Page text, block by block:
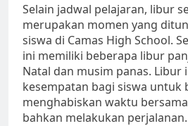
Selain jadwal pelajaran, libur
merupakan momen yang
siswa di Camas High School.
ini memiliki beberapa libur
Natal dan musim panas. Libur
kesempatan bagi siswa untuk
menghabiskan waktu
bahkan melakukan perjalanan.